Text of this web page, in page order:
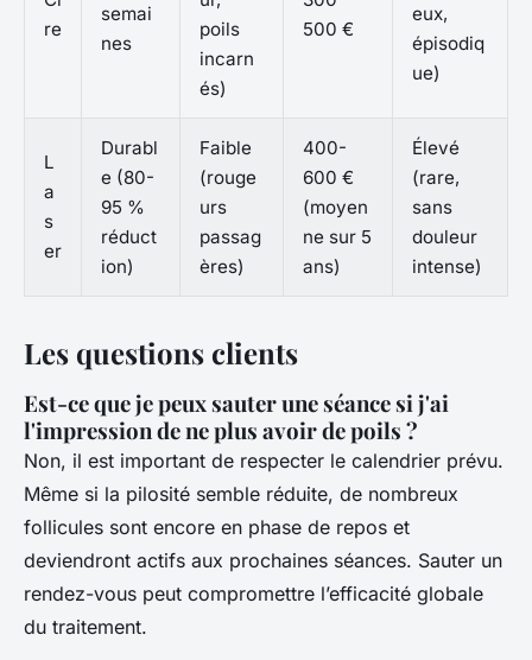
re
semai
nes
poils
incarn
és)
500 €
eux,
épisodiq
ue)
L
a
s
er
Durabl
e (80-
95 %
réduct
ion)
Faible
(rouge
urs
passag
ères)
400-
600 €
(moyen
ne sur 5
ans)
Élevé
(rare,
sans
douleur
intense)
Les questions clients
Est-ce que je peux sauter une séance si j'ai
l'impression de ne plus avoir de poils ?
Non, il est important de respecter le calendrier prévu.
Même si la pilosité semble réduite, de nombreux
follicules sont encore en phase de repos et
deviendront actifs aux prochaines séances. Sauter un
rendez-vous peut compromettre l’efficacité globale
du traitement.